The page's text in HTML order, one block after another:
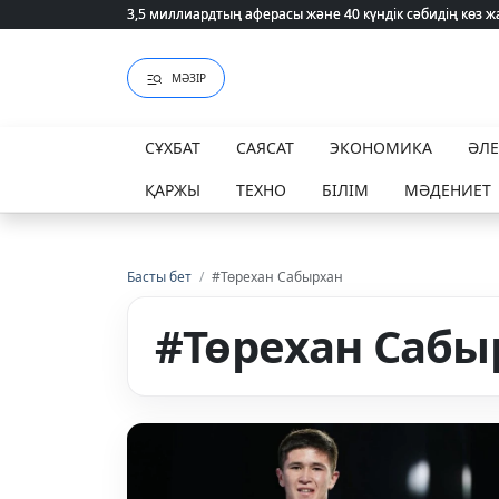
3,5 миллиардтың аферасы және 40 күндік сәбидің
3,5 миллиардтың аферасы және 40 күндік сәбидің
МӘЗІР
СҰХБАТ САЯСАТ ЭКОНОМИКА
ҚАРЖЫ
ТЕХНО БІЛІМ МӘДЕНИЕТ
Басты бет / #Төрехан Сабырхан
#Төрехан